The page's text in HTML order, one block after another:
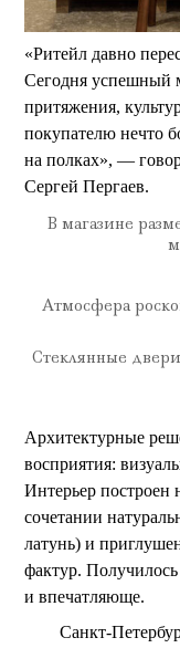
«Ритейл давно
Сегодня успешный
притяжения,
покупателю нечто
на полках», —
Сергей Пергаев.
В магазине
Атмосфера
Стеклянные
Архитектурные
восприятия:
Интерьер построен
сочетании
латунь) и
фактур.
и впечатляюще.
Санкт-